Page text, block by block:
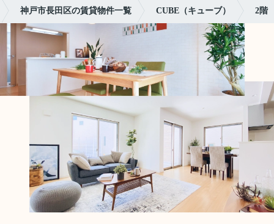
神戸市長田区の賃貸物件一覧 CUBE（キューブ） 2階